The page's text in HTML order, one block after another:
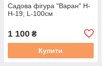
Садова фігура "Варан" Н-
H-19; L-100см
1 100 ₴
Купити